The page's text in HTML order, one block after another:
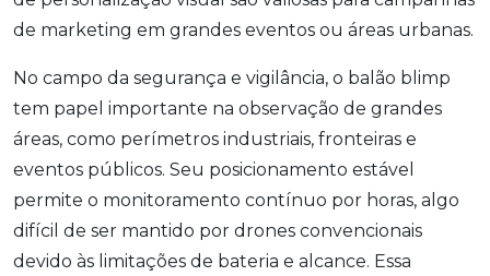
de marketing em grandes eventos ou áreas urbanas.
No campo da segurança e vigilância, o balão blimp
tem papel importante na observação de grandes
áreas, como perímetros industriais, fronteiras e
eventos públicos. Seu posicionamento estável
permite o monitoramento contínuo por horas, algo
difícil de ser mantido por drones convencionais
devido às limitações de bateria e alcance. Essa